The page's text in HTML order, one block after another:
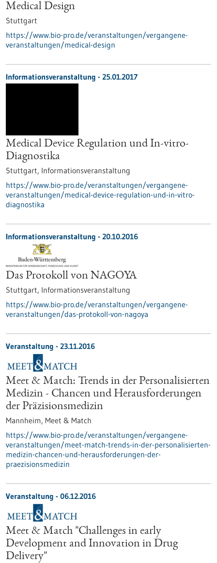
Medical Design
Stuttgart
https://www.bio-pro.de/veranstaltungen/vergangene-
veranstaltungen/medical-design
Informationsveranstaltung - 25.01.2017
Medical Device Regulation und In-vitro-
Diagnostika
Stuttgart, Informationsveranstaltung
https://www.bio-pro.de/veranstaltungen/vergangene-
veranstaltungen/medical-device-regulation-und-in-vitro-
diagnostika
Informationsveranstaltung - 20.10.2016
Das Protokoll von NAGOYA
Stuttgart, Informationsveranstaltung
https://www.bio-pro.de/veranstaltungen/vergangene-
veranstaltungen/das-protokoll-von-nagoya
Veranstaltung - 23.11.2016
Meet & Match: Trends in der Personalisierten
Medizin - Chancen und Herausforderungen
der Präzisionsmedizin
Mannheim, Meet & Match
https://www.bio-pro.de/veranstaltungen/vergangene-
veranstaltungen/meet-match-trends-in-der-personalisierten-
medizin-chancen-und-herausforderungen-der-
praezisionsmedizin
Veranstaltung - 06.12.2016
Meet & Match "Challenges in early
Development and Innovation in Drug
Delivery"